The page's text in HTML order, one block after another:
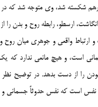
شكسته شد، وي متوجه شد كه
است، و هيچ مانعي ندارد
را از دست بدهد. در توضيح
نفس است كه نفس حدوثاً جسماني و